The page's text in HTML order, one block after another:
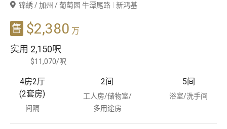
豪宅专家
豪宅分行
锦綉 / 加州 / 葡萄园 牛潭尾路 新鸿基
售 $2,380 万
实用 2,150呎
$11,070/呎
4房2厅
(2套房)
间隔
2间
工人房/储物室/
多用途房
5间
浴室/洗手间